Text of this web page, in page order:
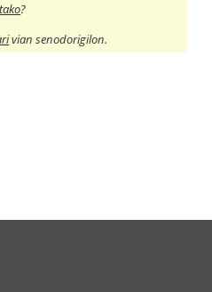
?
vian senodorigilon.